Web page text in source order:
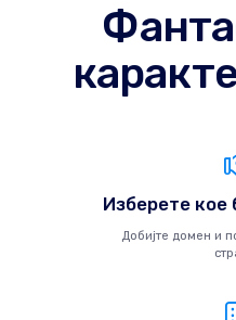
Изберете кое
Добијте домен и